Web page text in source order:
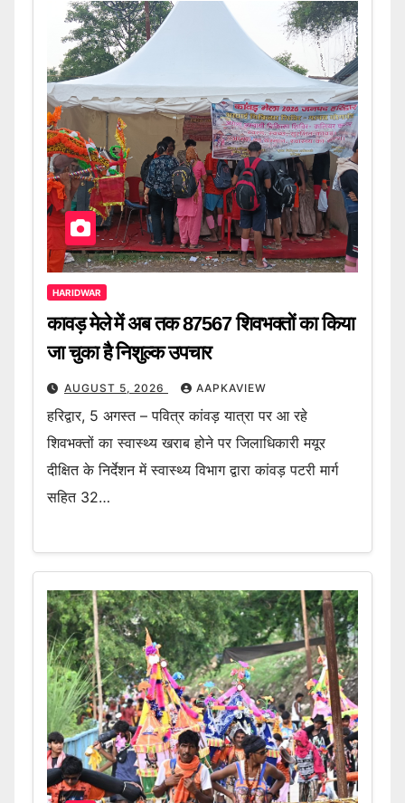
HARIDWAR
कावड़ मेले में अब तक 87567 शिवभक्तों का किया
जा चुका है निशुल्क उपचार
AUGUST 5, 2026 AAPKAVIEW
हरिद्वार, 5 अगस्त – पवित्र कांवड़ यात्रा पर आ रहे
शिवभक्तों का स्वास्थ्य खराब होने पर जिलाधिकारी मयूर
दीक्षित के निर्देशन में स्वास्थ्य विभाग द्वारा कांवड़ पटरी मार्ग
सहित 32…